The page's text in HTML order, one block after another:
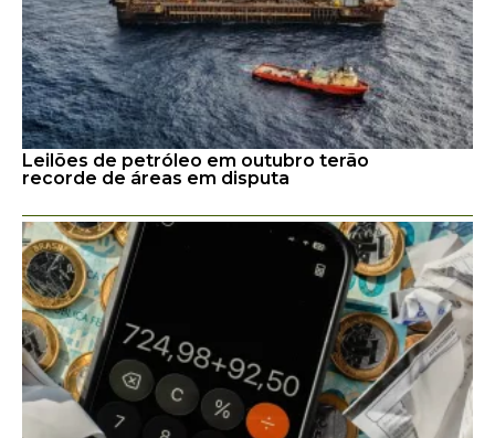
Leilões de petróleo em outubro terão
recorde de áreas em disputa